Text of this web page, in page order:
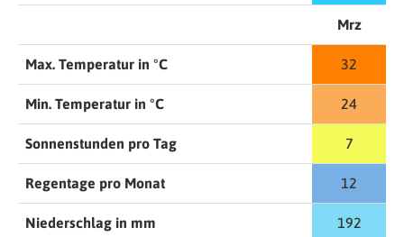
Mrz
Max. Temperatur in °C 32
Min. Temperatur in °C 24
Sonnenstunden pro Tag 7
Regentage pro Monat 12
Niederschlag in mm 192